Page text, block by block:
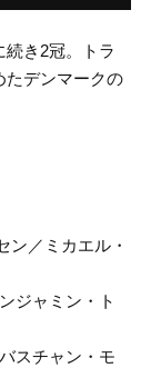
き2冠。トラ
たデンマークの
ン／ミカエル・
ジャミン・ト
スチャン・モ